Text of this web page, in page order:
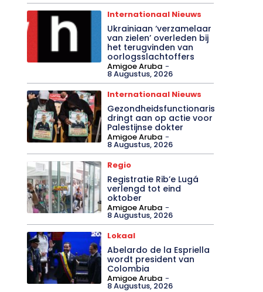
Internationaal Nieuws
Ukrainiaan ‘verzamelaar
van zielen’ overleden bij
het terugvinden van
oorlogsslachtoffers
Amigoe Aruba -
8 Augustus, 2026
Internationaal Nieuws
Gezondheidsfunctionaris
dringt aan op actie voor
Palestijnse dokter
Amigoe Aruba -
8 Augustus, 2026
Regio
Registratie Rib’e Lugá
verlengd tot eind
oktober
Amigoe Aruba -
8 Augustus, 2026
Lokaal
Abelardo de la Espriella
wordt president van
Colombia
Amigoe Aruba -
8 Augustus, 2026